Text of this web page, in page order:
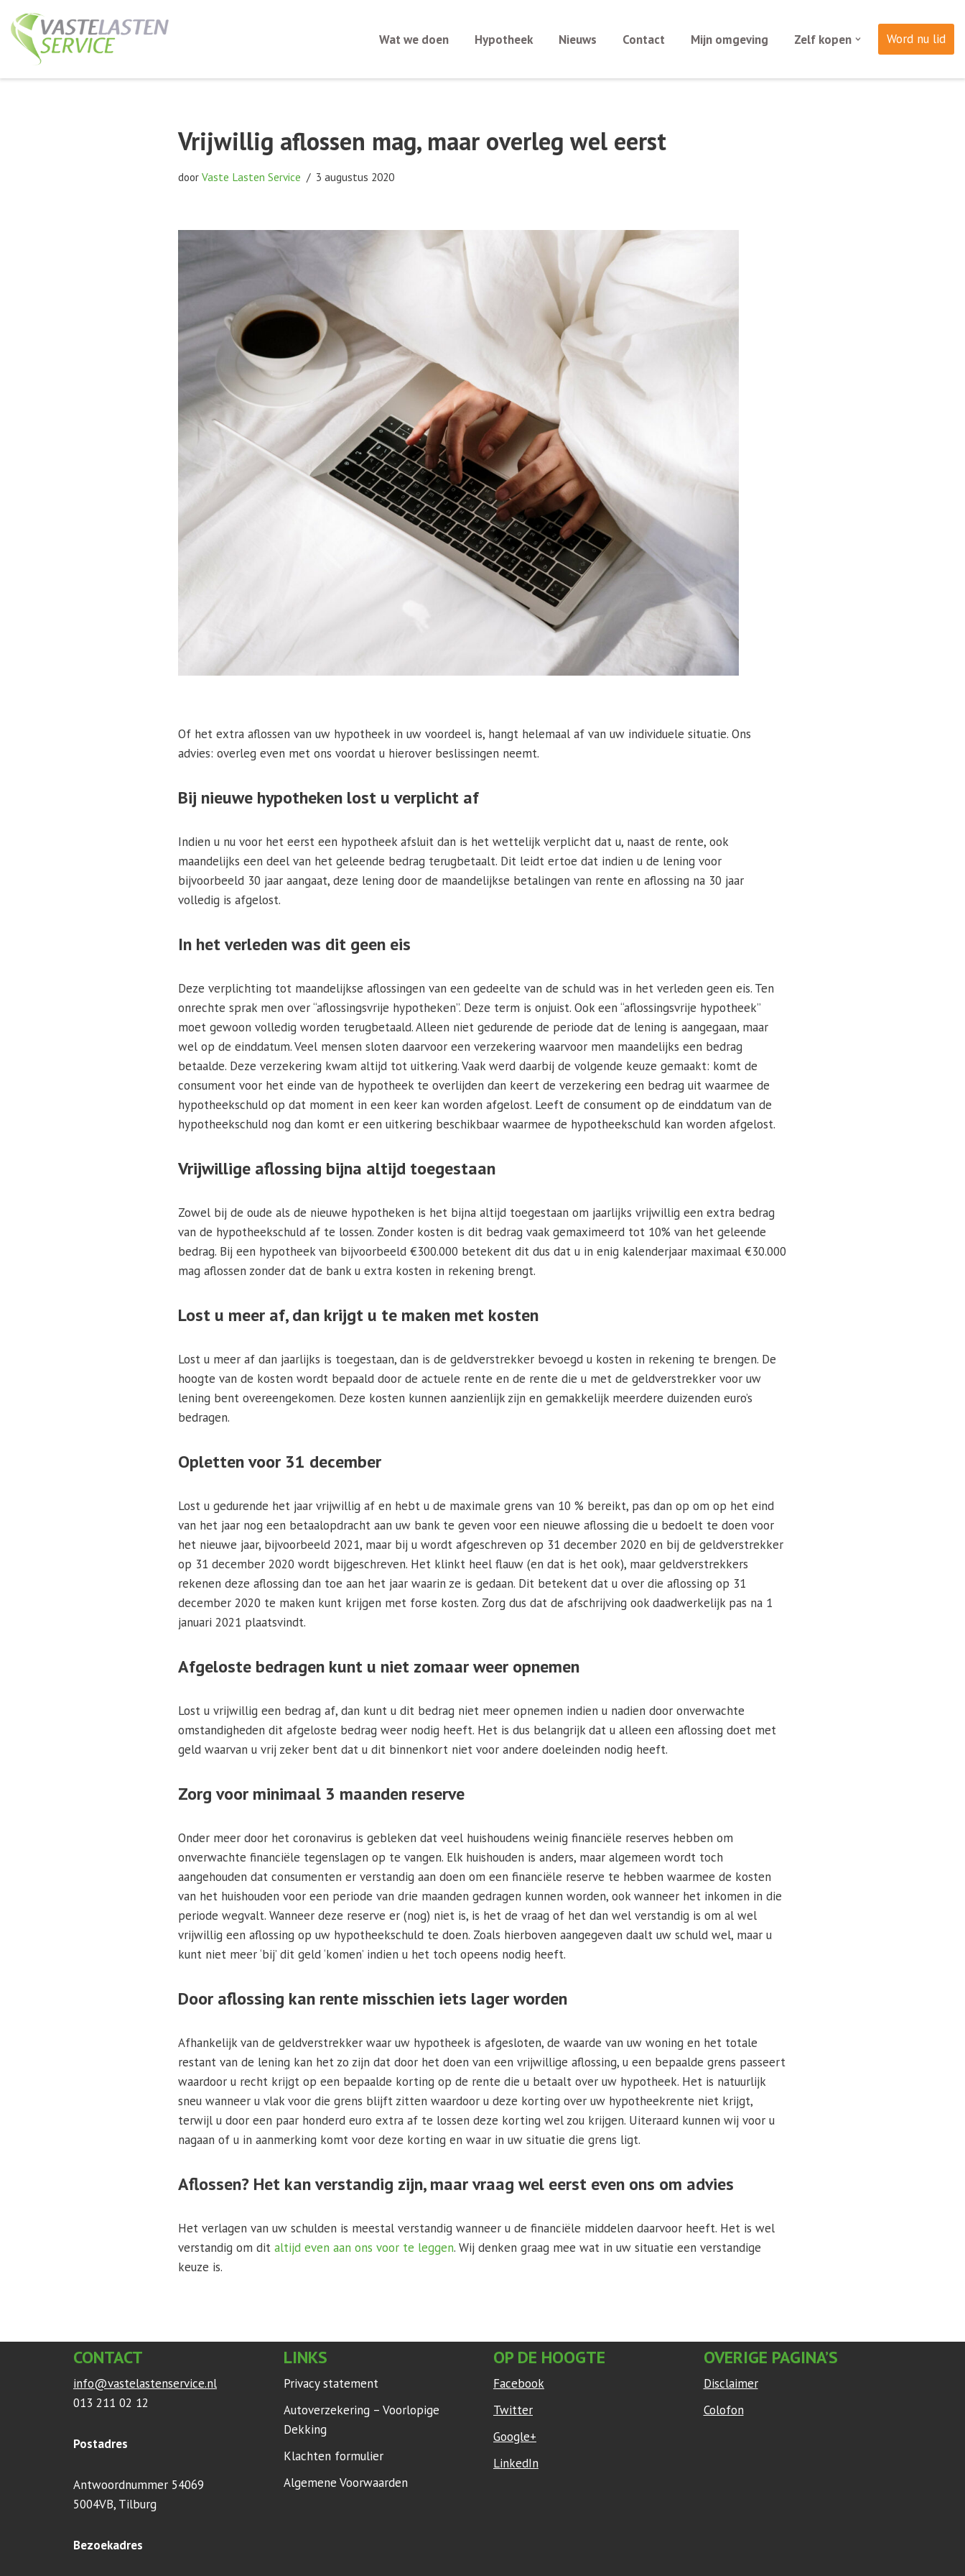
Ga
de
Wat we doen Hypotheek Nieuws Contact Mijn omgeving Zelf kopen Word nu lid
Vrijwillig aflossen mag, maar overleg wel eerst
doorVaste Lasten Service 3 augustus 2020
Of het extra aflossen van uw hypotheek in uw voordeel is, hangt helemaal af van uw individuele situatie. Ons
advies: overleg even met ons voordat u hierover beslissingen neemt.
Bij nieuwe hypotheken lost u verplicht af
Indien u nu voor het eerst een hypotheek afsluit dan is het wettelijk verplicht dat u, naast de rente, ook
maandelijks een deel van het geleende bedrag terugbetaalt. Dit leidt ertoe dat indien u de lening voor
bijvoorbeeld 30 jaar aangaat, deze lening door de maandelijkse betalingen van rente en aflossing na 30 jaar
volledig is afgelost.
In het verleden was dit geen eis
Deze verplichting tot maandelijkse aflossingen van een gedeelte van de schuld was in het verleden geen eis. Ten
onrechte sprak men over “aflossingsvrije hypotheken”. Deze term is onjuist. Ook een “aflossingsvrije hypotheek”
moet gewoon volledig worden terugbetaald. Alleen niet gedurende de periode dat de lening is aangegaan, maar
wel op de einddatum. Veel mensen sloten daarvoor een verzekering waarvoor men maandelijks een bedrag
betaalde. Deze verzekering kwam altijd tot uitkering. Vaak werd daarbij de volgende keuze gemaakt: komt de
consument voor het einde van de hypotheek te overlijden dan keert de verzekering een bedrag uit waarmee de
hypotheekschuld op dat moment in een keer kan worden afgelost. Leeft de consument op de einddatum van de
hypotheekschuld nog dan komt er een uitkering beschikbaar waarmee de hypotheekschuld kan worden afgelost.
Vrijwillige aflossing bijna altijd toegestaan
Zowel bij de oude als de nieuwe hypotheken is het bijna altijd toegestaan om jaarlijks vrijwillig een extra bedrag
van de hypotheekschuld af te lossen. Zonder kosten is dit bedrag vaak gemaximeerd tot 10% van het geleende
bedrag. Bij een hypotheek van bijvoorbeeld €300.000 betekent dit dus dat u in enig kalenderjaar maximaal €30.000
mag aflossen zonder dat de bank u extra kosten in rekening brengt.
Lost u meer af, dan krijgt u te maken met kosten
Lost u meer af dan jaarlijks is toegestaan, dan is de geldverstrekker bevoegd u kosten in rekening te brengen. De
hoogte van de kosten wordt bepaald door de actuele rente en de rente die u met de geldverstrekker voor uw
lening bent overeengekomen. Deze kosten kunnen aanzienlijk zijn en gemakkelijk meerdere duizenden euro’s
bedragen.
Opletten voor 31 december
Lost u gedurende het jaar vrijwillig af en hebt u de maximale grens van 10 % bereikt, pas dan op om op het eind
van het jaar nog een betaalopdracht aan uw bank te geven voor een nieuwe aflossing die u bedoelt te doen voor
het nieuwe jaar, bijvoorbeeld 2021, maar bij u wordt afgeschreven op 31 december 2020 en bij de geldverstrekker
op 31 december 2020 wordt bijgeschreven. Het klinkt heel flauw (en dat is het ook), maar geldverstrekkers
rekenen deze aflossing dan toe aan het jaar waarin ze is gedaan. Dit betekent dat u over die aflossing op 31
december 2020 te maken kunt krijgen met forse kosten. Zorg dus dat de afschrijving ook daadwerkelijk pas na 1
januari 2021 plaatsvindt.
Afgeloste bedragen kunt u niet zomaar weer opnemen
Lost u vrijwillig een bedrag af, dan kunt u dit bedrag niet meer opnemen indien u nadien door onverwachte
omstandigheden dit afgeloste bedrag weer nodig heeft. Het is dus belangrijk dat u alleen een aflossing doet met
geld waarvan u vrij zeker bent dat u dit binnenkort niet voor andere doeleinden nodig heeft.
Zorg voor minimaal 3 maanden reserve
Onder meer door het coronavirus is gebleken dat veel huishoudens weinig financiële reserves hebben om
onverwachte financiële tegenslagen op te vangen. Elk huishouden is anders, maar algemeen wordt toch
aangehouden dat consumenten er verstandig aan doen om een financiële reserve te hebben waarmee de kosten
van het huishouden voor een periode van drie maanden gedragen kunnen worden, ook wanneer het inkomen in die
periode wegvalt. Wanneer deze reserve er (nog) niet is, is het de vraag of het dan wel verstandig is om al wel
vrijwillig een aflossing op uw hypotheekschuld te doen. Zoals hierboven aangegeven daalt uw schuld wel, maar u
kunt niet meer ‘bij’ dit geld ‘komen’ indien u het toch opeens nodig heeft.
Door aflossing kan rente misschien iets lager worden
Afhankelijk van de geldverstrekker waar uw hypotheek is afgesloten, de waarde van uw woning en het totale
restant van de lening kan het zo zijn dat door het doen van een vrijwillige aflossing, u een bepaalde grens passeert
waardoor u recht krijgt op een bepaalde korting op de rente die u betaalt over uw hypotheek. Het is natuurlijk
sneu wanneer u vlak voor die grens blijft zitten waardoor u deze korting over uw hypotheekrente niet krijgt,
terwijl u door een paar honderd euro extra af te lossen deze korting wel zou krijgen. Uiteraard kunnen wij voor u
nagaan of u in aanmerking komt voor deze korting en waar in uw situatie die grens ligt.
Aflossen? Het kan verstandig zijn, maar vraag wel eerst even ons om advies
Het verlagen van uw schulden is meestal verstandig wanneer u de financiële middelen daarvoor heeft. Het is wel
verstandig om ditaltijd even aan ons voor te leggen. Wij denken graag mee wat in uw situatie een verstandige
keuze is.
CONTACT
info@vastelastenservice.nl
013 211 02 12
Postadres
Antwoordnummer 54069
5004VB, Tilburg
Bezoekadres
LINKS
Privacy statement
Autoverzekering – Voorlopige
Dekking
Klachten formulier
Algemene Voorwaarden
OP DE HOOGTE
Facebook
Twitter
Google+
LinkedIn
OVERIGE PAGINA’S
Disclaimer
Colofon